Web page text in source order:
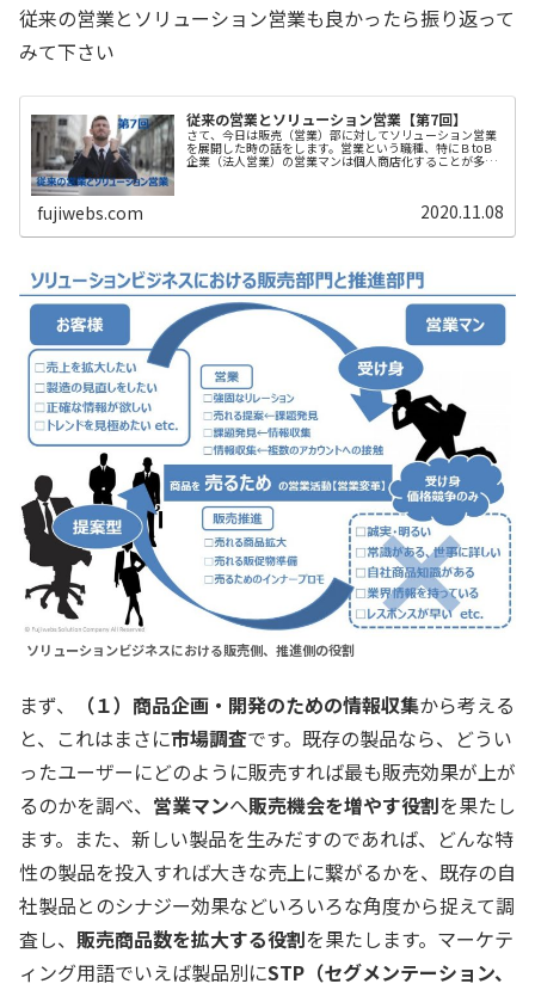
従来の営業とソリューション営業も良かったら振り返って
みて下さい
従来の営業とソリューション営業【第7回】
さて、今日は販売（営業）部に対してソリューション営業
を展開した時の話をします。営業という職種、特にＢtoＢ
企業（法人営業）の営業マンは個人商店化することが多
fujiwebs.com 2020.11.08
ソリューションビジネスにおける販売側、推進側の役割
まず、 （１）商品企画・開発のための情報収集から考える
と、これはまさに市場調査です。既存の製品なら、どうい
ったユーザーにどのように販売すれば最も販売効果が上が
るのかを調べ、 営業マンへ販売機会を増やす役割を果たし
ます。また、新しい製品を生みだすのであれば、どんな特
性の製品を投入すれば大きな売上に繋がるかを、既存の自
社製品とのシナジー効果などいろいろな角度から捉えて調
査し、 販売商品数を拡大する役割を果たします。マーケテ
ィング用語でいえば製品別にSTP（セグメンテーション、